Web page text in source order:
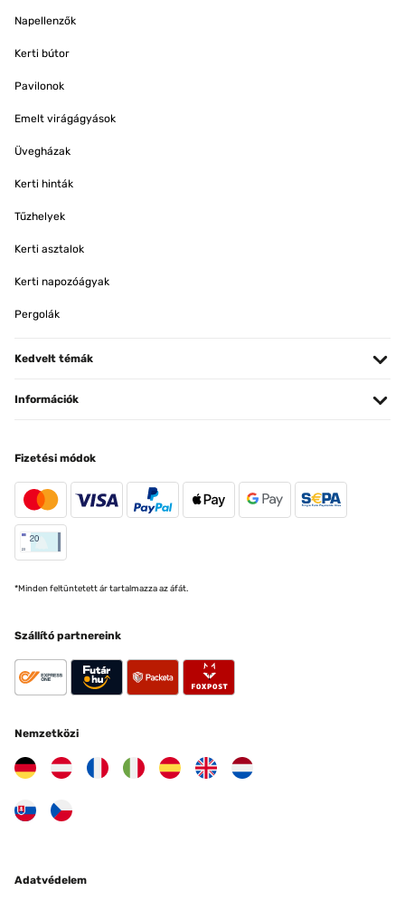
Napellenzők
Kerti bútor
Pavilonok
Emelt virágágyások
Üvegházak
Kerti hinták
Tűzhelyek
Kerti asztalok
Kerti napozóágyak
Pergolák
Kedvelt témák
Információk
Fizetési módok
*Minden feltüntetett ár tartalmazza az áfát.
Szállító partnereink
Nemzetközi
Adatvédelem